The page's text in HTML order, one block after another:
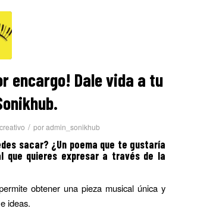
encargo! Dale vida a tu
/ poradmin_sonikhub
sacar? ¿Un poema que te gustaría
que quieres expresar a través de la
obtener una pieza musical única y
ideas.